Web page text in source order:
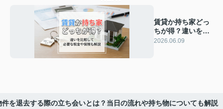
賃貸か持ち家どっ
ちが得？違いを比
較して必要な税金
2026.06.09
件を退去する際の立ち会いとは？当日の流れや持ち物についても解説